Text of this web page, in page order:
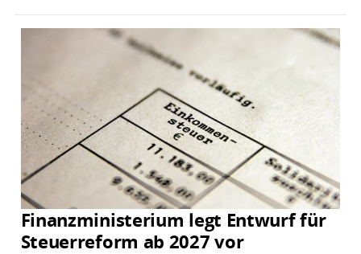
Finanzministerium legt Entwurf für
Steuerreform ab 2027 vor